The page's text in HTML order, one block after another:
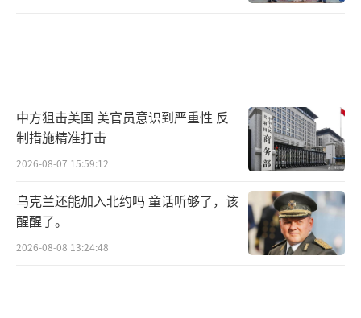
中方狙击美国 美官员意识到严重性 反
制措施精准打击
2026-08-07 15:59:12
乌克兰还能加入北约吗 童话听够了，该
醒醒了。
2026-08-08 13:24:48